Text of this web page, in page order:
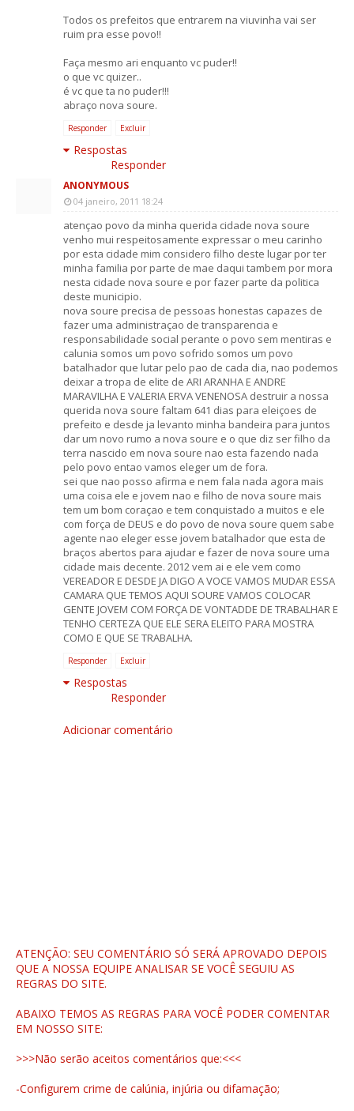
Todos os prefeitos que entrarem na viuvinha vai ser
ruim pra esse povo!!
Faça mesmo ari enquanto vc puder!!
o que vc quizer..
é vc que ta no puder!!!
abraço nova soure.
Responder Excluir
Respostas
Responder
ANONYMOUS
04 janeiro, 2011 18:24
atençao povo da minha querida cidade nova soure
venho mui respeitosamente expressar o meu carinho
por esta cidade mim considero filho deste lugar por ter
minha familia por parte de mae daqui tambem por mora
nesta cidade nova soure e por fazer parte da politica
deste municipio.
nova soure precisa de pessoas honestas capazes de
fazer uma administraçao de transparencia e
responsabilidade social perante o povo sem mentiras e
calunia somos um povo sofrido somos um povo
batalhador que lutar pelo pao de cada dia, nao podemos
deixar a tropa de elite de ARI ARANHA E ANDRE
MARAVILHA E VALERIA ERVA VENENOSA destruir a nossa
querida nova soure faltam 641 dias para eleiçoes de
prefeito e desde ja levanto minha bandeira para juntos
dar um novo rumo a nova soure e o que diz ser filho da
terra nascido em nova soure nao esta fazendo nada
pelo povo entao vamos eleger um de fora.
sei que nao posso afirma e nem fala nada agora mais
uma coisa ele e jovem nao e filho de nova soure mais
tem um bom coraçao e tem conquistado a muitos e ele
com força de DEUS e do povo de nova soure quem sabe
agente nao eleger esse jovem batalhador que esta de
braços abertos para ajudar e fazer de nova soure uma
cidade mais decente. 2012 vem ai e ele vem como
VEREADOR E DESDE JA DIGO A VOCE VAMOS MUDAR ESSA
CAMARA QUE TEMOS AQUI SOURE VAMOS COLOCAR
GENTE JOVEM COM FORÇA DE VONTADDE DE TRABALHAR E
TENHO CERTEZA QUE ELE SERA ELEITO PARA MOSTRA
COMO E QUE SE TRABALHA.
Responder Excluir
Respostas
Responder
Adicionar comentário
ATENÇÃO: SEU COMENTÁRIO SÓ SERÁ APROVADO DEPOIS
QUE A NOSSA EQUIPE ANALISAR SE VOCÊ SEGUIU AS
REGRAS DO SITE.
ABAIXO TEMOS AS REGRAS PARA VOCÊ PODER COMENTAR
EM NOSSO SITE:
>>>Não serão aceitos comentários que:<<<
-Configurem crime de calúnia, injúria ou difamação;